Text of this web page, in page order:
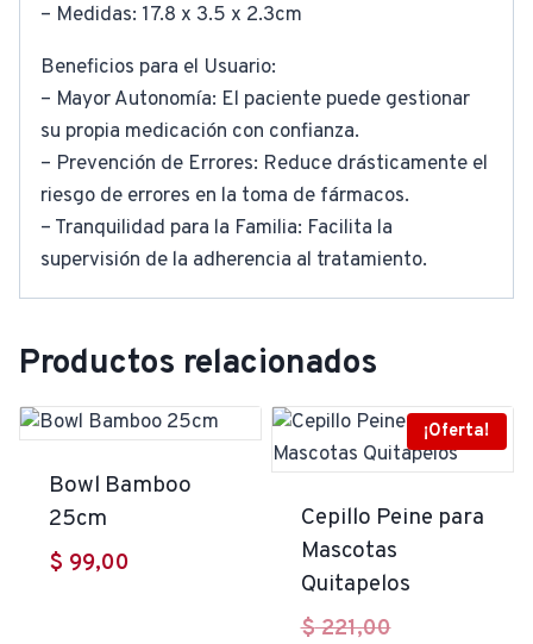
– Medidas: 17.8 x 3.5 x 2.3cm
Beneficios para el Usuario:
– Mayor Autonomía: El paciente puede gestionar
su propia medicación con confianza.
– Prevención de Errores: Reduce drásticamente el
riesgo de errores en la toma de fármacos.
– Tranquilidad para la Familia: Facilita la
supervisión de la adherencia al tratamiento.
Productos relacionados
Bowl Bamboo
25cm
$ 99,00
¡Oferta!
Cepillo Peine para
Mascotas
Quitapelos
$221,00El